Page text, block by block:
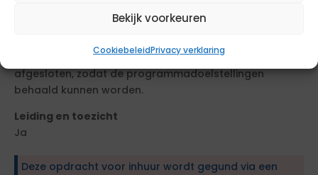
Bekijk voorkeuren
CookiebeleidPrivacy verklaring
Technische Levensduur (ETL) beter in beeld te krijgen.
contracten, tijdig en binnen de gestelde kaders wordt
afgesloten, zodat de programmadoelstellingen
behaald kunnen worden.
Leiding en toezicht
Ja
Deze opdracht voor inhuur wordt gegund via een